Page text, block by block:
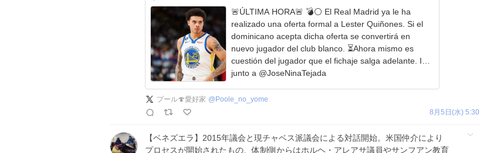
🚨ÚLTIMA HORA🚨 💣⚪ El Real Madrid ya le ha
realizado una oferta formal a Lester Quiñones. Si el
dominicano acepta dicha oferta se convertirá en
nuevo jugador del club blanco. ⏳Ahora mismo es
cuestión del jugador que el fichaje salga adelante. Info
junto a @JoseNinaTejada
プール🍄愛好家 @ Poole_no_yome
8月5日(水) 5:30
【ベネズエラ】2015年議会と現チャベス派議会による対話開始。米国仲介により
プロセスが開始されたもの、体制側からはホルヘ・アレアサ議員やサンフアン教育